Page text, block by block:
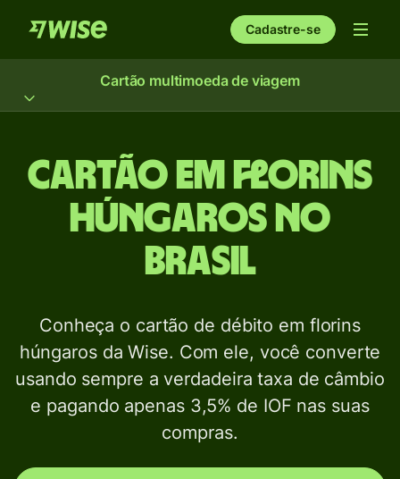
Cadastre-se
Cartão multimoeda de viagem
Cartão em florins
húngaros no
Brasil
Conheça o cartão de débito em florins
húngaros da Wise. Com ele, você converte
usando sempre a verdadeira taxa de câmbio
e pagando apenas 3,5% de IOF nas suas
compras.